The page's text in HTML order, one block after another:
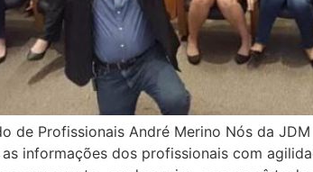
de Profissionais André Merino Nós da
informações dos profissionais com